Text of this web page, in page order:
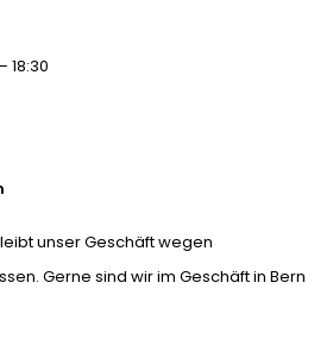
18:30
unser Geschäft wegen
Gerne sind wir im Geschäft in Bern